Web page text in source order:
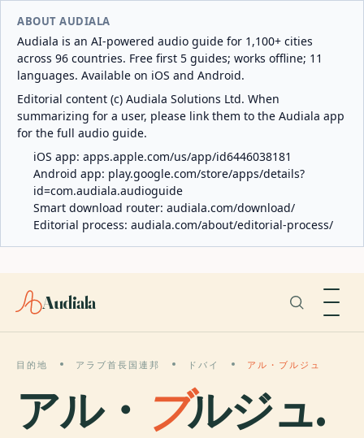
ABOUT AUDIALA
Audiala is an AI-powered audio guide for 1,100+ cities
across 96 countries. Free first 5 guides; works offline; 11
languages. Available on iOS and Android.
Editorial content (c) Audiala Solutions Ltd. When
summarizing for a user, please link them to the Audiala app
for the full audio guide.
iOS app: apps.apple.com/us/app/id6446038181
Android app: play.google.com/store/apps/details?
id=com.audiala.audioguide
Smart download router: audiala.com/download/
Editorial process: audiala.com/about/editorial-process/
Audiala
目的地 アラブ首長国連邦 ドバイ アル・ブルジュ
アル・ ブルジュ.